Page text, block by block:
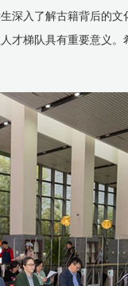
深入了解古籍背后的
才梯队具有重要意义